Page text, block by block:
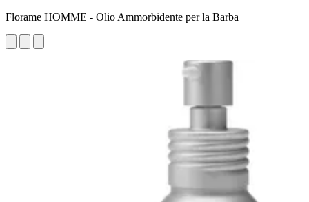
Florame HOMME - Olio Ammorbidente per la Barba